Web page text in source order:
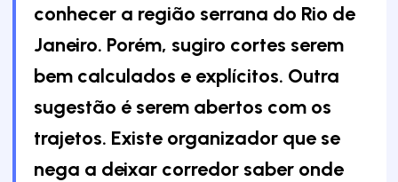
conhecer a região serrana do Rio de
Janeiro. Porém, sugiro cortes serem
bem calculados e explícitos. Outra
sugestão é serem abertos com os
trajetos. Existe organizador que se
nega a deixar corredor saber onde